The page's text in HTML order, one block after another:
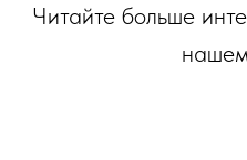
Читайте больше
нашем